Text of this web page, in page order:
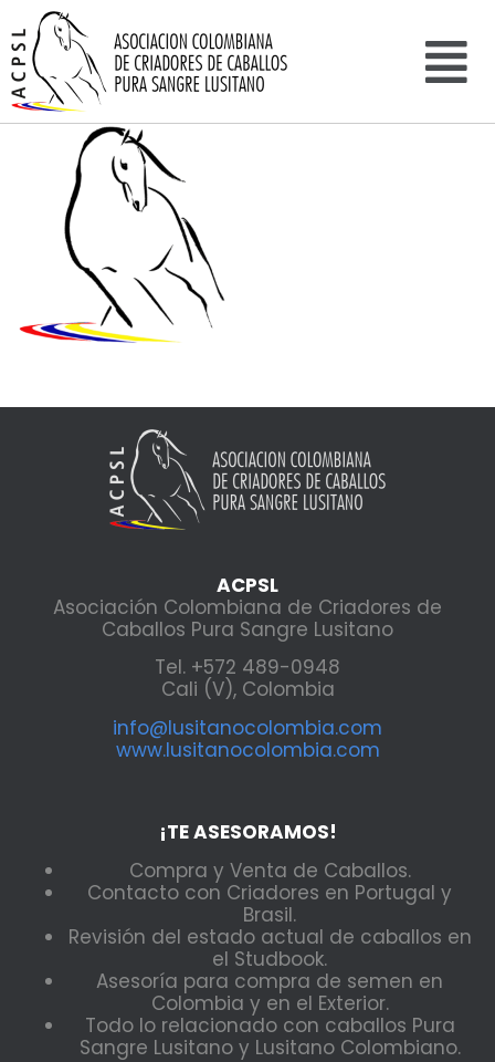
ACPSL
Asociación Colombiana de Criadores de
Caballos Pura Sangre Lusitano
Tel. +572 489-0948
Cali (V), Colombia
info@lusitanocolombia.com
www.lusitanocolombia.com
¡TE ASESORAMOS!
Compra y Venta de Caballos.
Contacto con Criadores en Portugal y
Brasil.
Revisión del estado actual de caballos en
el Studbook.
Asesoría para compra de semen en
Colombia y en el Exterior.
Todo lo relacionado con caballos Pura
Sangre Lusitano y Lusitano Colombiano.